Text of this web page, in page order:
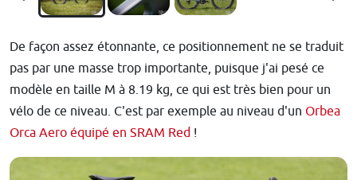
De façon assez étonnante, ce positionnement ne se traduit
pas par une masse trop importante, puisque j'ai pesé ce
modèle en taille M à 8.19 kg, ce qui est très bien pour un
vélo de ce niveau. C'est par exemple au niveau d'un Orbea
Orca Aero équipé en SRAM Red !